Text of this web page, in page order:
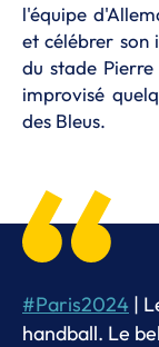
l'équipe
et célébrer son
du stade
improvisé
des Bleus.
#Paris2024 |
handball. Le